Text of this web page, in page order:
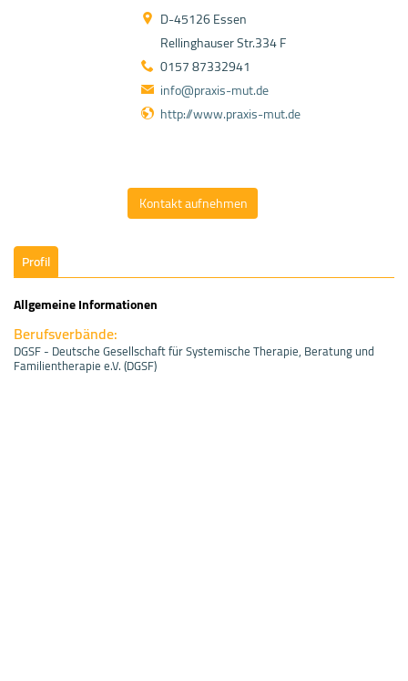
D-45126 Essen
Rellinghauser Str.334 F
0157 87332941
info@praxis-mut.de
http://www.praxis-mut.de
Kontakt aufnehmen
Profil
Allgemeine Informationen
Berufsverbände:
DGSF - Deutsche Gesellschaft für Systemische Therapie, Beratung und
Familientherapie e.V. (DGSF)